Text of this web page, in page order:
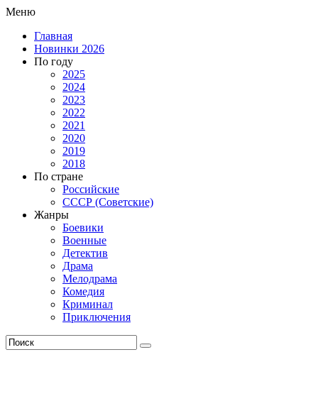
Меню
Главная
Новинки 2026
По году
2025
2024
2023
2022
2021
2020
2019
2018
По стране
Российские
СССР (Советские)
Жанры
Боевики
Военные
Детектив
Драма
Мелодрама
Комедия
Криминал
Приключения